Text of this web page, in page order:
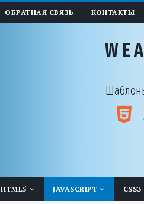
ОБРАТНАЯ СВЯЗЬ КОНТАКТЫ
JAVASCRIPT CSS3